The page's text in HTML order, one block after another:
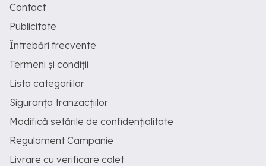
Contact
Publicitate
Întrebări frecvente
Termeni și condiții
Lista categoriilor
Siguranța tranzacțiilor
Modifică setările de confidențialitate
Regulament Campanie
Livrare cu verificare colet